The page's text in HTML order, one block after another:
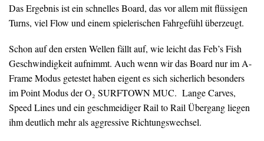
Das Ergebnis ist ein schnelles Board, das vor allem mit flüssigen
Turns, viel Flow und einem spielerischen Fahrgefühl überzeugt.
Schon auf den ersten Wellen fällt auf, wie leicht das Feb’s Fish
Geschwindigkeit aufnimmt. Auch wenn wir das Board nur im A-
Frame Modus getestet haben eigent es sich sicherlich besonders
im Point Modus der O₂ SURFTOWN MUC. Lange Carves,
Speed Lines und ein geschmeidiger Rail to Rail Übergang liegen
ihm deutlich mehr als aggressive Richtungswechsel.